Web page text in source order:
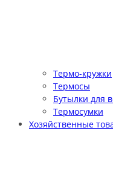
Термо-кружки
Термосы
Бутылки для
Термосумки
Хозяйственные